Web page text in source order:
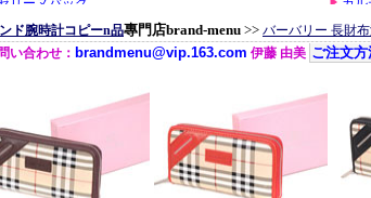
ド腕時計コピーn品專門店brand-menu >> バーバリー 長財